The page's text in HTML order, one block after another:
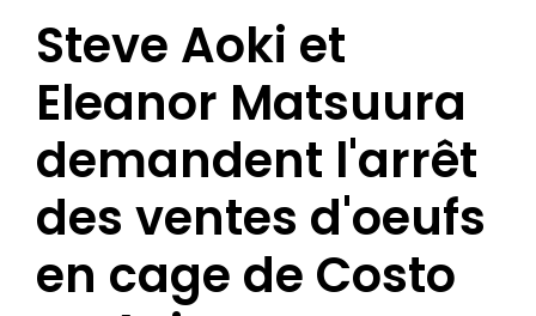
Steve Aoki et
Eleanor Matsuura
demandent l'arrêt
des ventes d'oeufs
en cage de Costo